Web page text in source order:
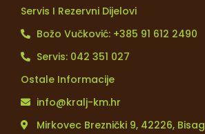
Servis I Rezervni Dijelovi
Božo Vučković: +385 91 612 2490
Servis: 042 351 027
Ostale Informacije
info@kralj-km.hr
Mirkovec Breznički 9, 42226, Bisag